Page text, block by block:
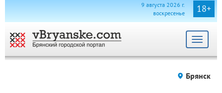
18+
9 августа 2026 г.
воскресенье
Toggle
Брянск